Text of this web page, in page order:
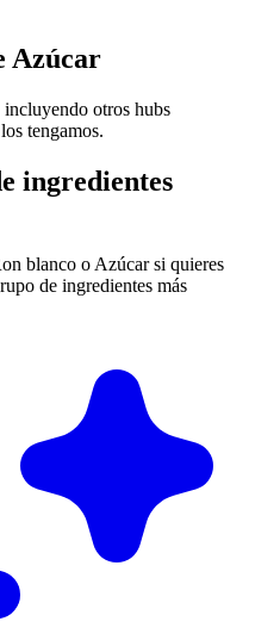
Azúcar
incluyendo otros hubs
tengamos.
ingredientes
blanco o Azúcar si quieres
de ingredientes más